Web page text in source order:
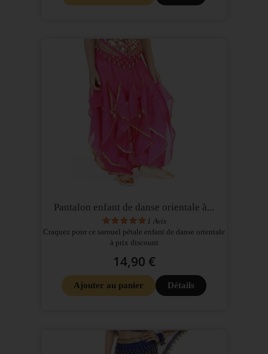
Pantalon enfant de danse orientale à...
1 Avis
Craquez pour ce sarouel pétale enfant de danse orientale
à prix discount
14,90 €
Ajouter au panier Détails